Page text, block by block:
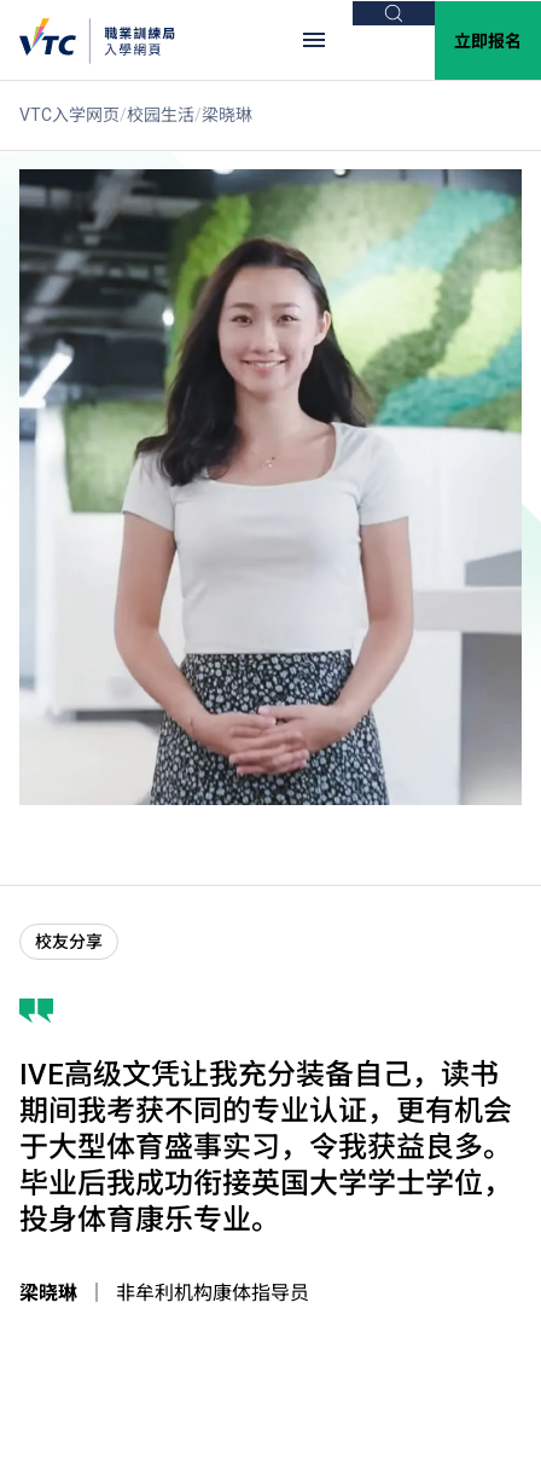
搜索
立即报名
VTC入学网页 校园生活 梁晓琳
校友分享
IVE高级文凭让我充分装备自己，读书
期间我考获不同的专业认证，更有机会
于大型体育盛事实习，令我获益良多。
毕业后我成功衔接英国大学学士学位，
投身体育康乐专业。
梁晓琳 非牟利机构康体指导员